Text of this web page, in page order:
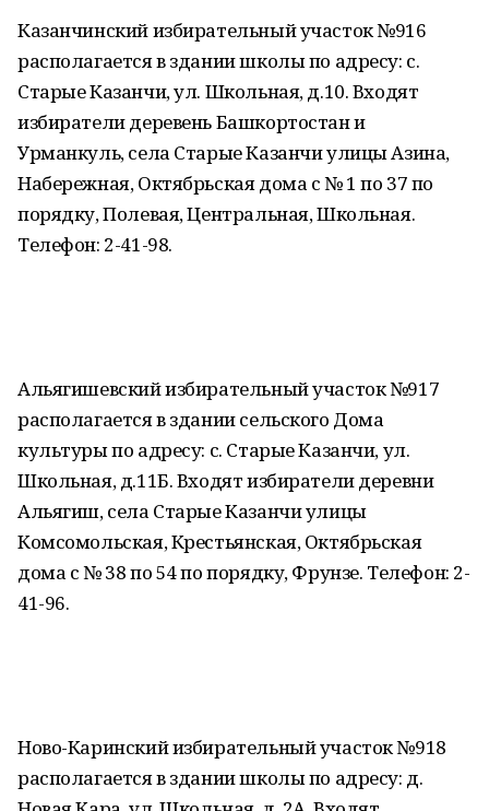
Казанчинский избирательный участок №916
располагается в здании школы по адресу: с.
Старые Казанчи, ул. Школьная, д.10. Входят
избиратели деревень Башкортостан и
Урманкуль, села Старые Казанчи улицы Азина,
Набережная, Октябрьская дома с № 1 по 37 по
порядку, Полевая, Центральная, Школьная.
Телефон: 2-41-98.
Альягишевский избирательный участок №917
располагается в здании сельского Дома
культуры по адресу: с. Старые Казанчи, ул.
Школьная, д.11Б. Входят избиратели деревни
Альягиш, села Старые Казанчи улицы
Комсомольская, Крестьянская, Октябрьская
дома с № 38 по 54 по порядку, Фрунзе. Телефон: 2-
41-96.
Ново-Каринский избирательный участок №918
располагается в здании школы по адресу: д.